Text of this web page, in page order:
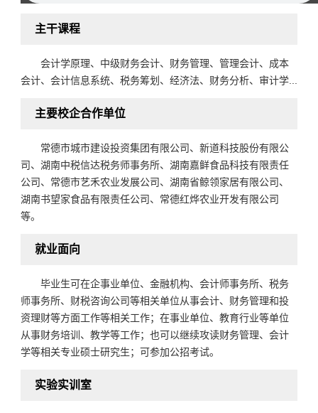
主干课程
会计学原理、中级财务会计、财务管理、管理会计、成本
会计、会计信息系统、税务筹划、经济法、财务分析、审计学...
主要校企合作单位
常德市城市建设投资集团有限公司、新道科技股份有限公
司、湖南中税信达税务师事务所、湖南嘉鲜食品科技有限责任
公司、常德市艺禾农业发展公司、湖南省鲸领家居有限公司、
湖南书望家食品有限责任公司、常德红烨农业开发有限公司
等。
就业面向
毕业生可在企事业单位、金融机构、会计师事务所、税务
师事务所、财税咨询公司等相关单位从事会计、财务管理和投
资理财等方面工作等相关工作；在事业单位、教育行业等单位
从事财务培训、教学等工作；也可以继续攻读财务管理、会计
学等相关专业硕士研究生；可参加公招考试。
实验实训室